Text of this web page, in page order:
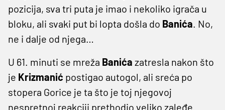
pozicija, sva tri puta je imao i nekoliko igrača u
bloku, ali svaki put bi lopta došla do Banića. No,
ne i dalje od njega…
U 61. minuti se mreža Banića zatresla nakon što
je Krizmanić postigao autogol, ali sreća po
stopera Gorice je ta što je toj njegovoj
nespretnoj reakciji prethodio veliko zaleđe